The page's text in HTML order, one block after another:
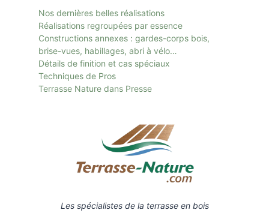
Nos dernières belles réalisations
Réalisations regroupées par essence
Constructions annexes : gardes-corps bois,
brise-vues, habillages, abri à vélo…
Détails de finition et cas spéciaux
Techniques de Pros
Terrasse Nature dans Presse
Les spécialistes de la terrasse en bois